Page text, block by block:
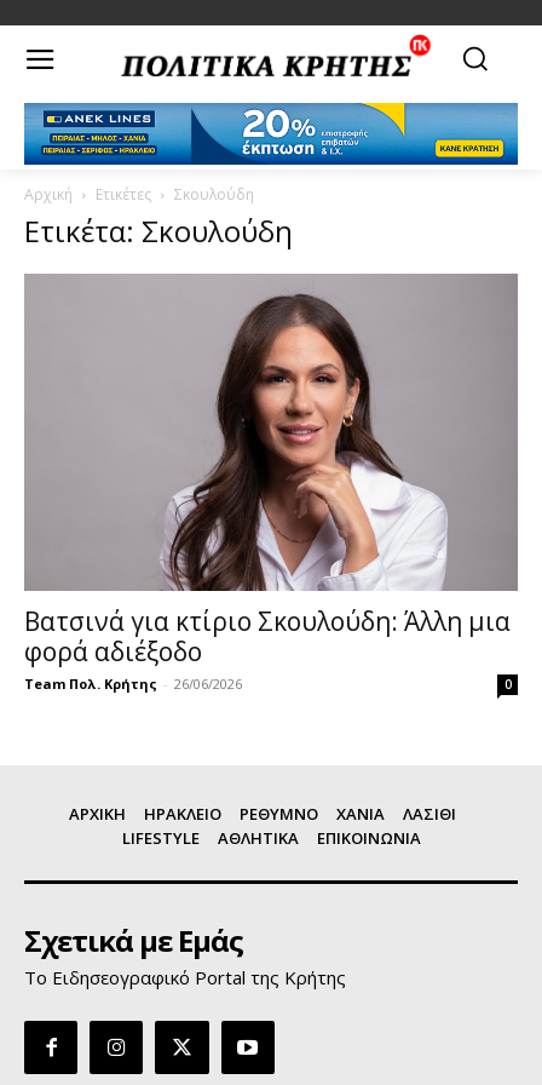
Αρχική Ετικέτες Σκουλούδη
Ετικέτα: Σκουλούδη
Βατσινά για κτίριο Σκουλούδη: Άλλη μια
φορά αδιέξοδο
Team Πολ. Κρήτης - 26/06/2026 0
ΑΡΧΙΚΗ ΗΡΑΚΛΕΙΟ ΡΕΘΥΜΝΟ ΧΑΝΙΑ
ΛΑΣΙΘΙ
LIFESTYLE
ΑΘΛΗΤΙΚΑ ΕΠΙΚΟΙΝΩΝΙΑ
Σχετικά με Εμάς
Το Ειδησεογραφικό Portal της Κρήτης